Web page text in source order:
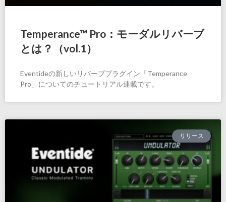
Temperance™ Pro：モーダルリバーブ
とは？（vol.1）
Eventideの新しいリバーブプラグイン「Temperance
Pro」についてのチュートリアル連載です。
リリース